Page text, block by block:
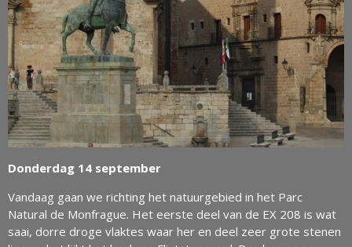
Donderdag 14 september
Vandaag gaan we richting het natuurgebied in het Parc
Natural de Monfrague. Het eerste deel van de EX 208 is wat
saai, dorre droge vlaktes waar her en deel zeer grote stenen